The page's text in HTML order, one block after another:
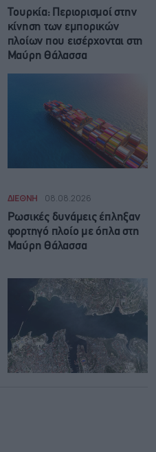
Τουρκία: Περιορισμοί στην
κίνηση των εμπορικών
πλοίων που εισέρχονται στη
Μαύρη Θάλασσα
ΔΙΕΘΝΗ 08.08.2026
Ρωσικές δυνάμεις έπληξαν
φορτηγό πλοίο με όπλα στη
Μαύρη Θάλασσα